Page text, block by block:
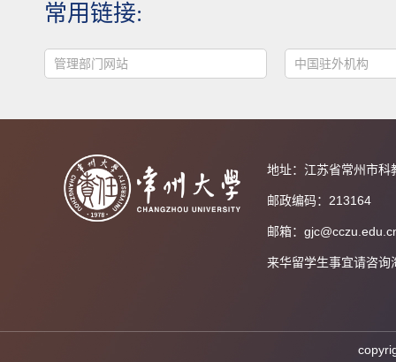
常用链接:
管理部门网站 中国驻外机构
地址：江苏省常州市科
邮政编码：213164
邮箱：
来华留学生事宜请咨